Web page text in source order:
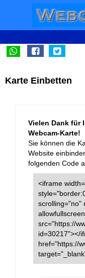
Karte Einbetten
Vielen Dank für
Webcam-Karte!
Sie können die
Website
folgenden Code
<iframe
scrolling="no"
src="https://
id=30217"></
href="https://